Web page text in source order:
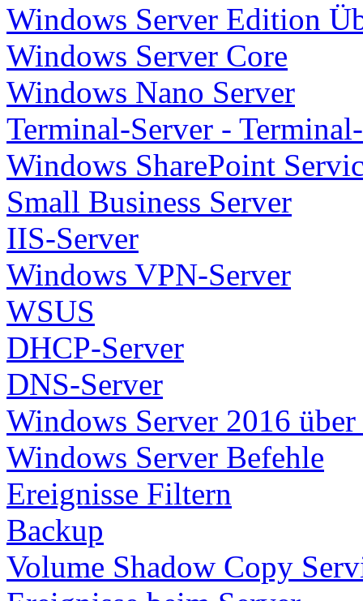
Windows Server Edition
Windows Server Core
Windows Nano Server
Terminal-Server -
Windows SharePoint
Small Business Server
IIS-Server
Windows VPN-Server
WSUS
DHCP-Server
DNS-Server
Windows Server 2016
Windows Server Befehle
Ereignisse Filtern
Backup
Volume Shadow Copy